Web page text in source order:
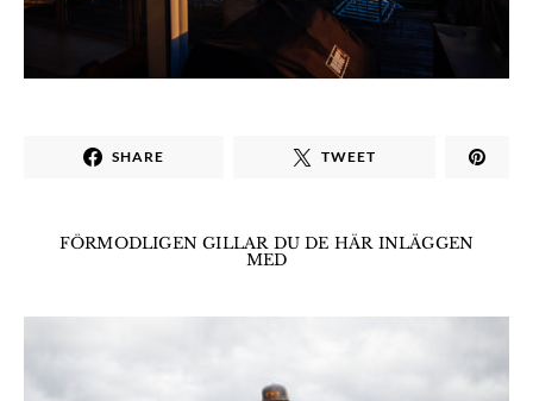
SHARE TWEET
FÖRMODLIGEN GILLAR DU DE HÄR INLÄGGEN
MED